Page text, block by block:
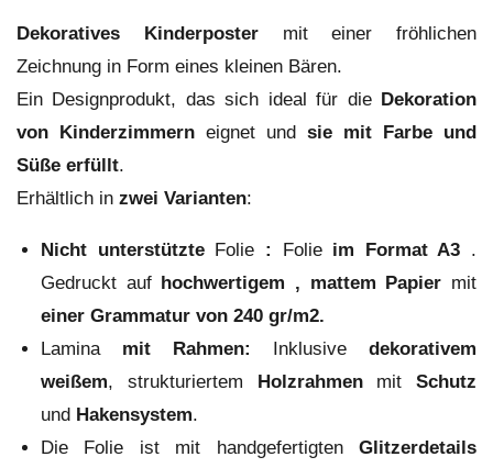
Dekoratives Kinderpostermit einer fröhlichen
Zeichnung in Form eines kleinen Bären.
Ein Designprodukt, das sich ideal für die Dekoration
von Kinderzimmern eignet und sie mit Farbe und
Süße erfüllt.
Erhältlich in zwei Varianten:
Nicht unterstützte Folie : Folie im Format A3 .
Gedruckt auf hochwertigem , mattem Papier mit
einer Grammatur von 240 gr/m2.
Lamina mit Rahmen: Inklusive dekorativem
weißem, strukturiertem Holzrahmenmit Schutz
und Hakensystem.
Die Folie ist mit handgefertigten Glitzerdetails